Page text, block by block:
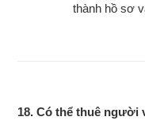
thành hồ sơ
18. Có thể thuê người